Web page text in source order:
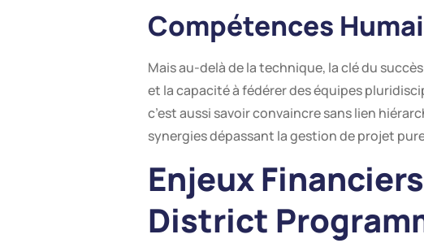
Compétences
Mais au-delà de la technique, la clé du
et la capacité à fédérer des équipes
c’est aussi savoir convaincre sans lien
synergies dépassant la gestion de projet
Enjeux
District